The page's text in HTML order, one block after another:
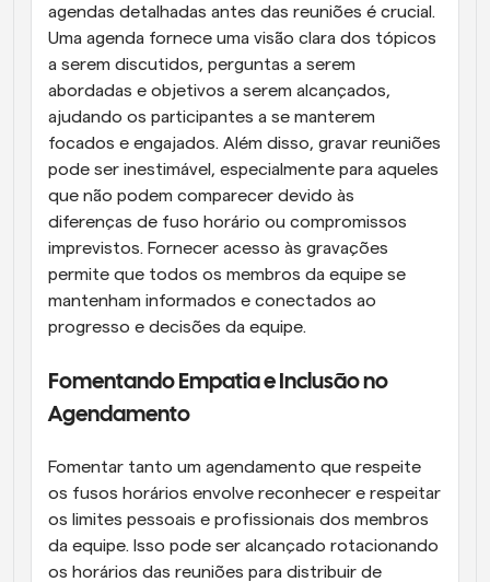
agendas detalhadas antes das reuniões é crucial.
Uma agenda fornece uma visão clara dos tópicos
a serem discutidos, perguntas a serem
abordadas e objetivos a serem alcançados,
ajudando os participantes a se manterem
focados e engajados. Além disso, gravar reuniões
pode ser inestimável, especialmente para aqueles
que não podem comparecer devido às
diferenças de fuso horário ou compromissos
imprevistos. Fornecer acesso às gravações
permite que todos os membros da equipe se
mantenham informados e conectados ao
progresso e decisões da equipe.
Fomentando Empatia e Inclusão no
Agendamento
Fomentar tanto um agendamento que respeite
os fusos horários envolve reconhecer e respeitar
os limites pessoais e profissionais dos membros
da equipe. Isso pode ser alcançado rotacionando
os horários das reuniões para distribuir de